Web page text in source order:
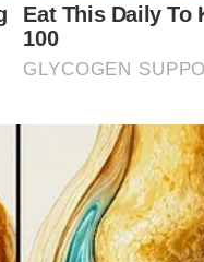
Eat This Daily To
100
GLYCOGEN